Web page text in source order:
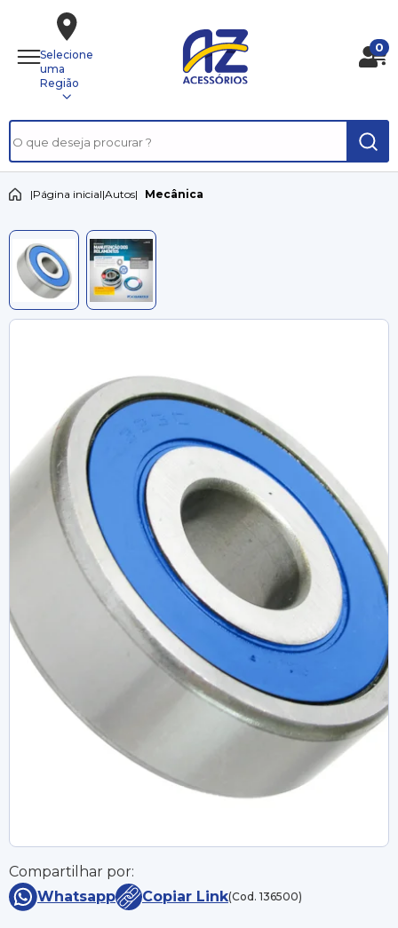
Selecione
uma
Região
0
|Página inicial|Autos| Mecânica
Compartilhar por:
Whatsapp
Copiar Link(Cod. 136500)